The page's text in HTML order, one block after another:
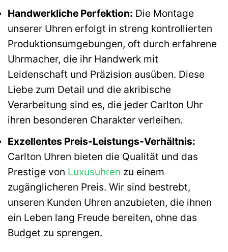
Handwerkliche Perfektion: Die Montage
unserer Uhren erfolgt in streng kontrollierten
Produktionsumgebungen, oft durch erfahrene
Uhrmacher, die ihr Handwerk mit
Leidenschaft und Präzision ausüben. Diese
Liebe zum Detail und die akribische
Verarbeitung sind es, die jeder Carlton Uhr
ihren besonderen Charakter verleihen.
Exzellentes Preis-Leistungs-Verhältnis:
Carlton Uhren bieten die Qualität und das
Prestige von Luxusuhren zu einem
zugänglicheren Preis. Wir sind bestrebt,
unseren Kunden Uhren anzubieten, die ihnen
ein Leben lang Freude bereiten, ohne das
Budget zu sprengen.